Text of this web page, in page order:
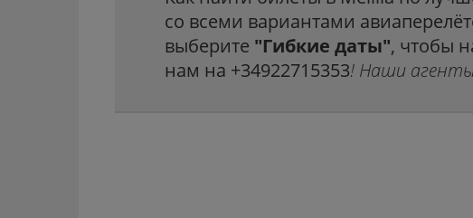
со всеми вариантами
выберите "Гибкие даты", чтобы
нам на +34922715353! Наши